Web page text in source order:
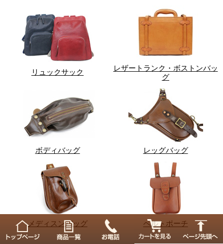
リュックサック
レザートランク・ボストンバッ
グ
ボディバッグ レッグバッグ
メディスンバッグ ベルトポーチ